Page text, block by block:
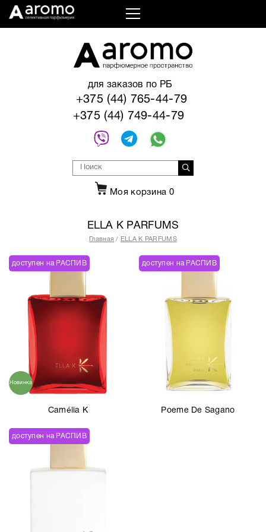
для заказов по РБ
+375 (44) 765-44-79
+375 (44) 749-44-79
Моя корзина 0
ELLA K PARFUMS
Главная ELLA K PARFUMS
доступен на РАСПИВ
Новинка
Camélia K
доступен на РАСПИВ
Poeme De Sagano
доступен на РАСПИВ